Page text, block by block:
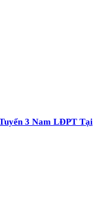
3 Nam LĐPT Tại